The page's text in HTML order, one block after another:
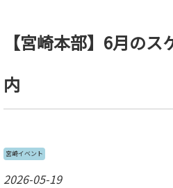
【宮崎本部】6月の
内
宮崎イベント
2026-05-19